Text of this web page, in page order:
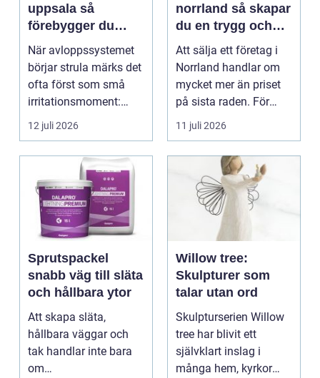
uppsala så
förebygger du
stopp och
vattenskador i
fastigheten
När avloppssystemet
börjar strula märks det
ofta först som små
irritationsmoment:
långsam avrinning ...
12 juli 2026
norrland så skapar
du en trygg och
lönsam affär
Att sälja ett företag i
Norrland handlar om
mycket mer än priset
på sista raden. För
många entrepren...
11 juli 2026
Sprutspackel
snabb väg till släta
och hållbara ytor
Att skapa släta,
hållbara väggar och
tak handlar inte bara
om
Willow tree:
Skulpturer som
talar utan ord
Skulpturserien Willow
tree har blivit ett
självklart inslag i
många hem, kyrkor